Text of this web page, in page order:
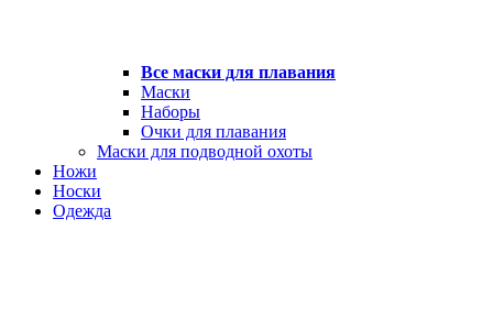
Все маски для плавания
Маски
Наборы
Очки для плавания
Маски для подводной охоты
Ножи
Носки
Одежда